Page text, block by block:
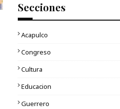
Secciones
Acapulco
Congreso
Cultura
Educacion
Guerrero